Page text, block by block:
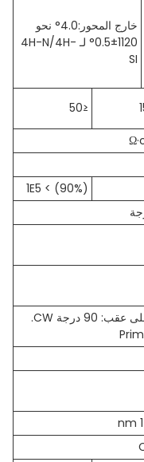
خارج المحور:4.0° نحو
1120±0.5° لـ 4H-N/4H-
SI
≤50
(90%) > 1E5
السيليكون رأساً على عقب: 90 درجة CW.